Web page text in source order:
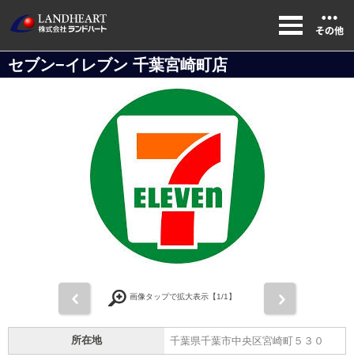
セブン−イレブン 千葉宮崎町店
画像タップで拡大表示【1/1】
所在地 千葉県千葉市中央区宮崎町５３０